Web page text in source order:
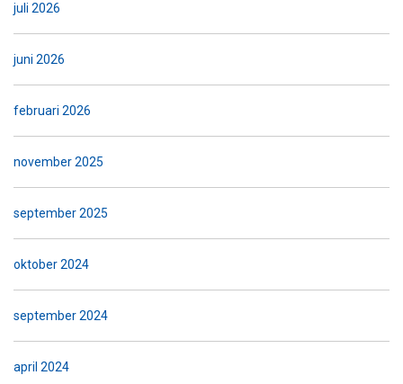
juli 2026
juni 2026
februari 2026
november 2025
september 2025
oktober 2024
september 2024
april 2024